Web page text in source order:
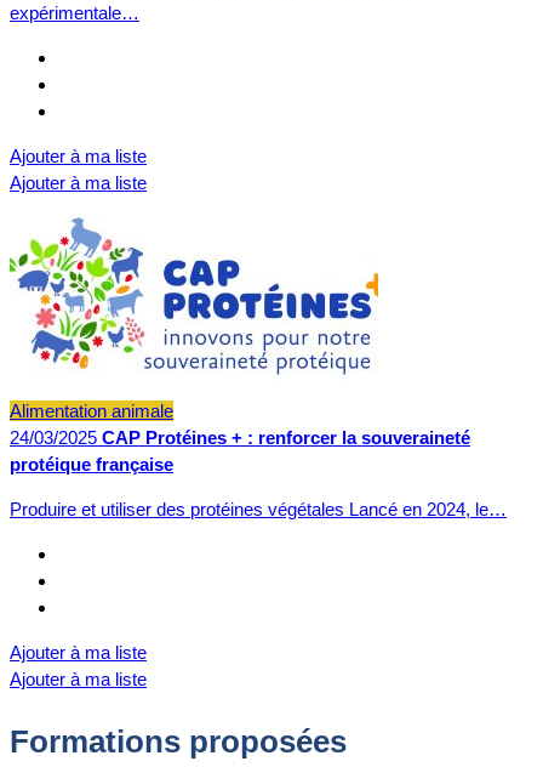
expérimentale…
Ajouter à ma liste
Ajouter à ma liste
Alimentation animale
24/03/2025 CAP Protéines + : renforcer la souveraineté
protéique française
Produire et utiliser des protéines végétales Lancé en 2024, le…
Ajouter à ma liste
Ajouter à ma liste
Formations proposées